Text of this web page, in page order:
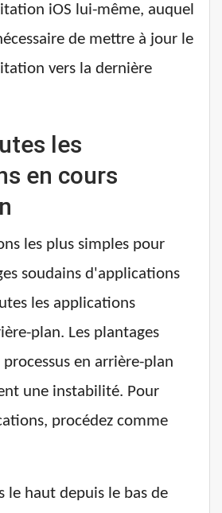
iOS lui-même, auquel
de mettre à jour le
vers la dernière
les
en cours
les plus simples pour
soudains d'applications
les applications
plan. Les plantages
en arrière-plan
une instabilité. Pour
procédez comme
le haut depuis le bas de